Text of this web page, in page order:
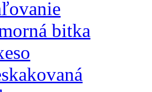
bitka